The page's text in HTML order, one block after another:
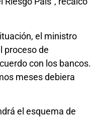
el ministro
proceso de
con los bancos.
meses debiera
el esquema de